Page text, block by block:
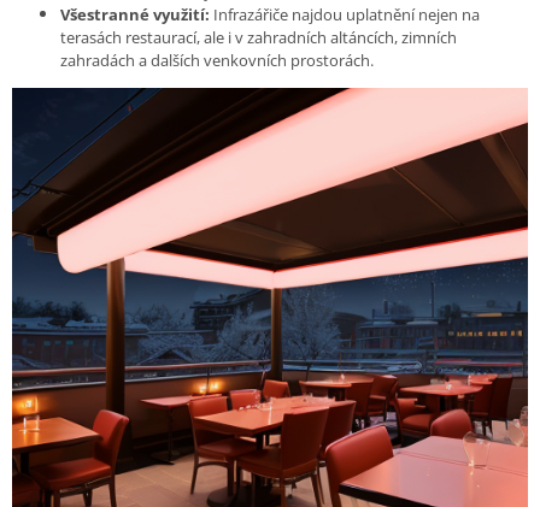
Všestranné využití: Infrazářiče najdou uplatnění nejen na
terasách restaurací, ale i v zahradních altáncích, zimních
zahradách a dalších venkovních prostorách.